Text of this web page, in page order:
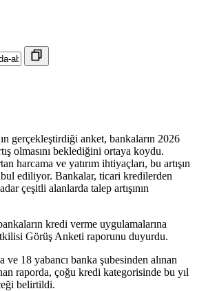
gerçekleştirdiği anket, bankaların 2026
olmasını beklediğini ortaya koydu.
harcama ve yatırım ihtiyaçları, bu artışın
ediliyor. Bankalar, ticari kredilerden
çeşitli alanlarda talep artışının
kredi verme uygulamalarına
Görüş Anketi raporunu duyurdu.
18 yabancı banka şubesinden alınan
raporda, çoğu kredi kategorisinde bu yıl
belirtildi.